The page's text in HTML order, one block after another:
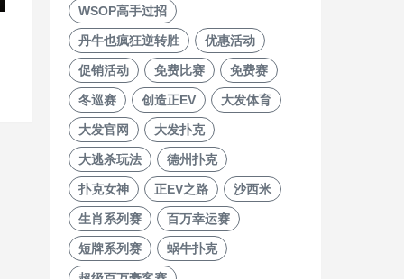
WSOP高手过招
丹牛也疯狂逆转胜 优惠活动
促销活动 免费比赛 免费赛
冬巡赛 创造正EV 大发体育
大发官网 大发扑克
大逃杀玩法 德州扑克
扑克女神 正EV之路 沙西米
生肖系列赛 百万幸运赛
短牌系列赛 蜗牛扑克